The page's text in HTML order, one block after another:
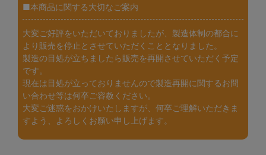
■本商品に関する大切なご案内
大変ご好評をいただいておりましたが、製造体制の都合に
より販売を停止とさせていただくこととなりました。
製造の目処が立ちましたら販売を再開させていただく予定
です。
現在は目処が立っておりませんので製造再開に関するお問
い合わせ等は何卒ご容赦ください。
大変ご迷惑をおかけいたしますが、何卒ご理解いただきま
すよう、よろしくお願い申し上げます。